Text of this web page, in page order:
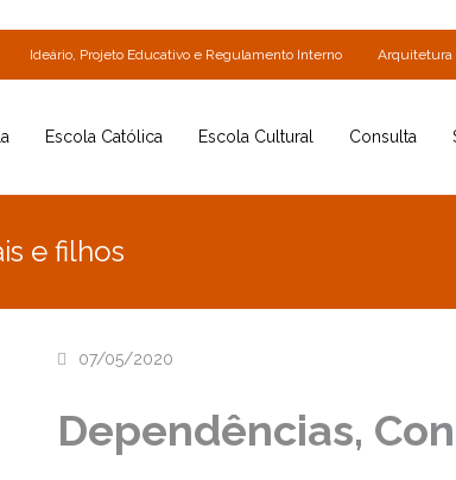
Ideário, Projeto Educativo e Regulamento Interno Arquitetura
Escola Católica Escola Cultural Consulta
e filhos
07/05/2020
Dependências,